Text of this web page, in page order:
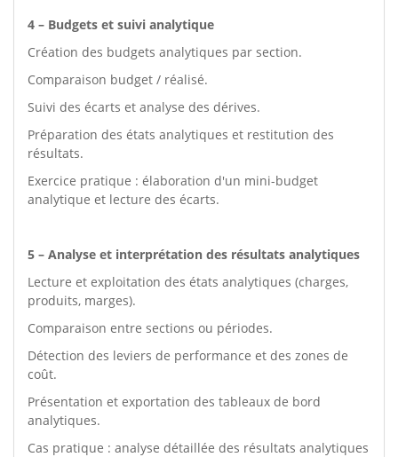
4 – Budgets et suivi analytique
Création des budgets analytiques par section.
Comparaison budget / réalisé.
Suivi des écarts et analyse des dérives.
Préparation des états analytiques et restitution des
résultats.
Exercice pratique : élaboration d'un mini-budget
analytique et lecture des écarts.
5 – Analyse et interprétation des résultats analytiques
Lecture et exploitation des états analytiques (charges,
produits, marges).
Comparaison entre sections ou périodes.
Détection des leviers de performance et des zones de
coût.
Présentation et exportation des tableaux de bord
analytiques.
Cas pratique : analyse détaillée des résultats analytiques